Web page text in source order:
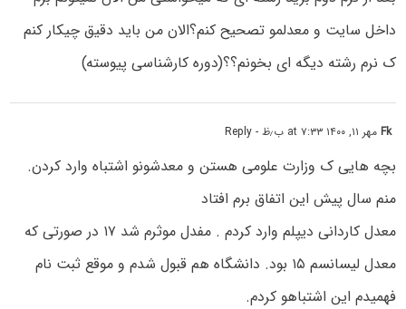
داخل سایت و معدلمو تصحیح کنم؟الان من باید دقیق چیکار کنم
ک نرم رشته دیگه ای بخونم؟؟(دوره کارشناسی پیوسته)
Fkمهر ۱۱, ۱۴۰۰ at ۷:۳۳ ب٫ظ - Reply
بچه هایی ک وزارت علومی هستن و معدشونو اشتباه وارد کردن.
منم سال پیش این اتفاق برم افتاد
معدل کاردانی دیپلم وارد کردم . مفدل موثرم شد ۱۷ در صورتی که
معدل لیسانسم ۱۵ بود. دانشگاه هم قبول شدم و موقع ثبت نام
فهمیدم این اشتباهو کردم.